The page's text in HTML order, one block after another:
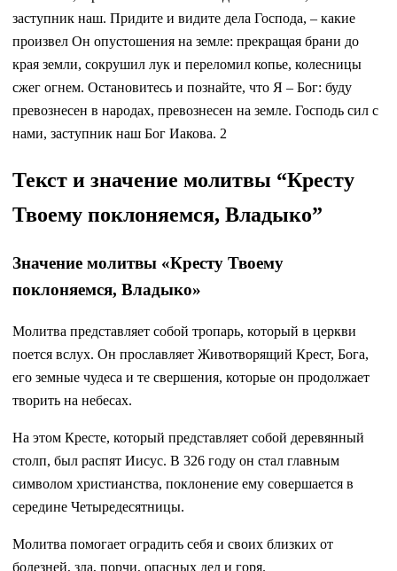
заступник наш. Придите и видите дела Господа, – какие
произвел Он опустошения на земле: прекращая брани до
края земли, сокрушил лук и переломил копье, колесницы
сжег огнем. Остановитесь и познайте, что Я – Бог: буду
превознесен в народах, превознесен на земле. Господь сил с
нами, заступник наш Бог Иакова. 2
Текст и значение молитвы “Кресту
Твоему поклоняемся, Владыко”
Значение молитвы «Кресту Твоему
поклоняемся, Владыко»
Молитва представляет собой тропарь, который в церкви
поется вслух. Он прославляет Животворящий Крест, Бога,
его земные чудеса и те свершения, которые он продолжает
творить на небесах.
На этом Кресте, который представляет собой деревянный
столп, был распят Иисус. В 326 году он стал главным
символом христианства, поклонение ему совершается в
середине Четыредесятницы.
Молитва помогает оградить себя и своих близких от
болезней, зла, порчи, опасных дел и горя.